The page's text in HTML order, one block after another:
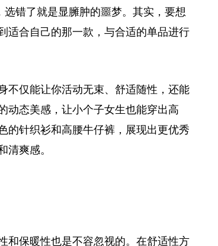
错了就是显臃肿的噩梦。其实，要想
适合自己的那一款，与合适的单品进行
不仅能让你活动无束、舒适随性，还能
动态美感，让小个子女生也能穿出高
的针织衫和高腰牛仔裤，展现出更优秀
清爽感。
和保暖性也是不容忽视的。在舒适性方